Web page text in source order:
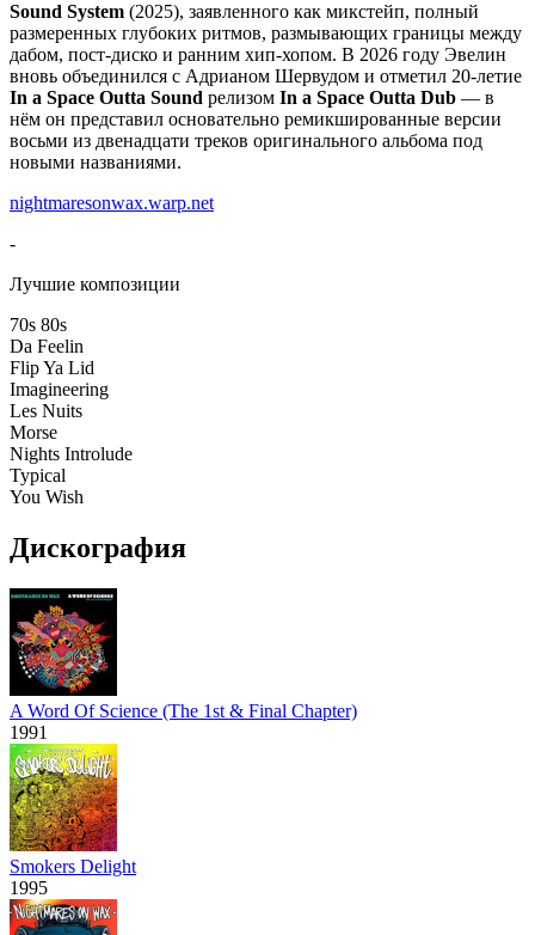
Sound System (2025), заявленного как микстейп, полный
размеренных глубоких ритмов, размывающих границы между
дабом, пост-диско и ранним хип-хопом. В 2026 году Эвелин
вновь объединился с Адрианом Шервудом и отметил 20-летие
In a Space Outta Sound релизом In a Space Outta Dub — в
нём он представил основательно ремикшированные версии
восьми из двенадцати треков оригинального альбома под
новыми названиями.
nightmaresonwax.warp.net
-
Лучшие композиции
70s 80s
Da Feelin
Flip Ya Lid
Imagineering
Les Nuits
Morse
Nights Introlude
Typical
You Wish
Дискография
A Word Of Science (The 1st & Final Chapter)
1991
Smokers Delight
1995